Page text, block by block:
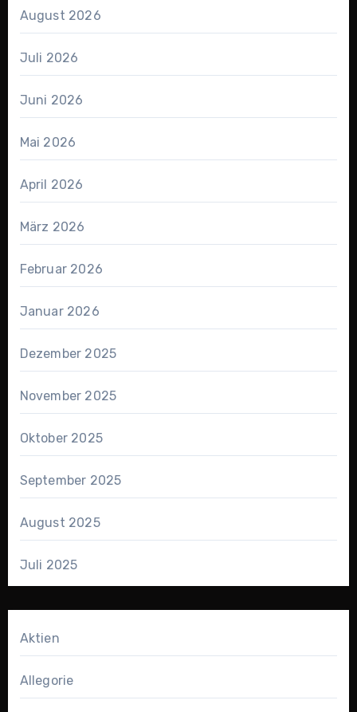
August 2026
Juli 2026
Juni 2026
Mai 2026
April 2026
März 2026
Februar 2026
Januar 2026
Dezember 2025
November 2025
Oktober 2025
September 2025
August 2025
Juli 2025
Aktien
Allegorie